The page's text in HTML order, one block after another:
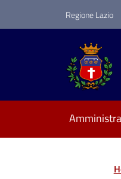
Regione Lazio